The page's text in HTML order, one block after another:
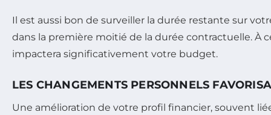
Il est aussi bon de surveiller la durée restante sur
dans la première moitié de la durée contractuelle. À
impactera significativement votre budget.
LES CHANGEMENTS PERSONNELS
Une amélioration de votre profil financier, souvent